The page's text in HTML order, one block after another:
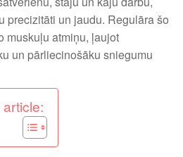
precizitāti un jaudu. Regulāra šo
muskuļu atmiņu, ļaujot
un pārliecinošāku sniegumu